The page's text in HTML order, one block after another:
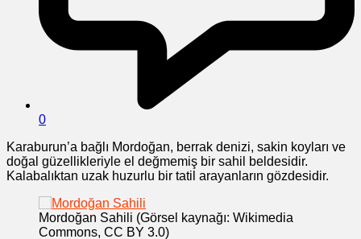
0
Karaburun’a bağlı Mordoğan, berrak denizi, sakin koyları ve
doğal güzellikleriyle el değmemiş bir sahil beldesidir.
Kalabalıktan uzak huzurlu bir tatil arayanların gözdesidir.
Mordoğan Sahili (Görsel kaynağı: Wikimedia
Commons, CC BY 3.0)